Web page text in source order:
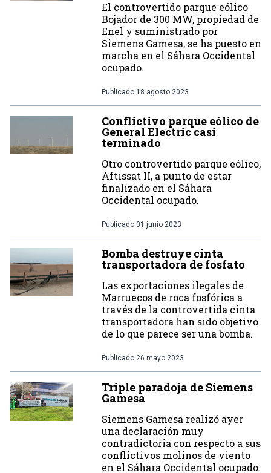
El controvertido parque eólico
Bojador de 300 MW, propiedad de
Enel y suministrado por
Siemens Gamesa, se ha puesto en
marcha en el Sáhara Occidental
ocupado.
Publicado 18 agosto 2023
Conflictivo parque eólico de
General Electric casi
terminado
Otro controvertido parque eólico,
Aftissat II, a punto de estar
finalizado en el Sáhara
Occidental ocupado.
Publicado 01 junio 2023
Bomba destruye cinta
transportadora de fosfato
Las exportaciones ilegales de
Marruecos de roca fosfórica a
través de la controvertida cinta
transportadora han sido objetivo
de lo que parece ser una bomba.
Publicado 26 mayo 2023
Triple paradoja de Siemens
Gamesa
Siemens Gamesa realizó ayer
una declaración muy
contradictoria con respecto a sus
conflictivos molinos de viento
en el Sáhara Occidental ocupado.